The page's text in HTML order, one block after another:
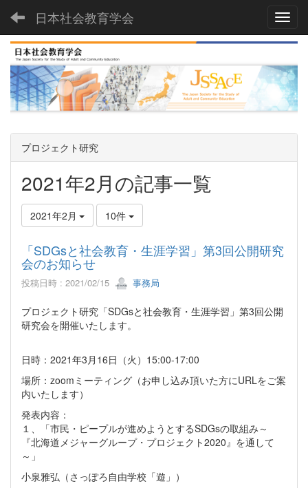
日本社会教育学会
プロジェクト研究
2021年2月の記事一覧
2021年2月 10件
「SDGsと社会教育・生涯学習」第3回公開研究
会のお知らせ
投稿日時 : 2021/02/15 事務局
プロジェクト研究「SDGsと社会教育・生涯学習」第3回公開
研究会を開催いたします。
日時：2021年3月16日（火）15:00-17:00
場所：zoomミーティング（お申し込み頂いた方にURLをご案
内いたします）
発表内容：
１、「市民・ピープルが進めようとするSDGsの取組み～
『北海道メジャーグループ・プロジェクト2020』を通して
～」
小泉雅弘（さっぽろ自由学校「遊」）